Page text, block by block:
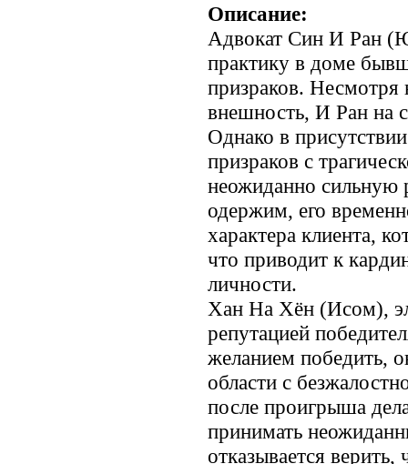
Описание:
Адвокат Син И Ран
практику в доме
призраков.
внешность, И Ран на
Однако в
призраков с
неожиданно сильную
одержим, его
характера клиента,
что приводит к
личности.
Хан На Хён (Исом),
репутацией
желанием победить,
области с
после проигрыша
принимать
отказывается